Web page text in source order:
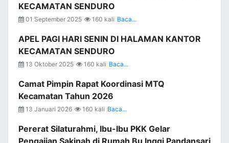
KECAMATAN SENDURO
01 September 2025 160 kali Baca...
APEL PAGI HARI SENIN DI HALAMAN KANTOR
KECAMATAN SENDURO
13 Oktober 2025 160 kali Baca...
Camat Pimpin Rapat Koordinasi MTQ
Kecamatan Tahun 2026
13 Januari 2026 160 kali Baca...
Pererat Silaturahmi, Ibu-Ibu PKK Gelar